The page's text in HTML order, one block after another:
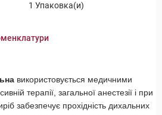
1 Упаковка(и)
використовується медичними
терапії, загальної анестезії і при
забезпечує прохідність дихальних